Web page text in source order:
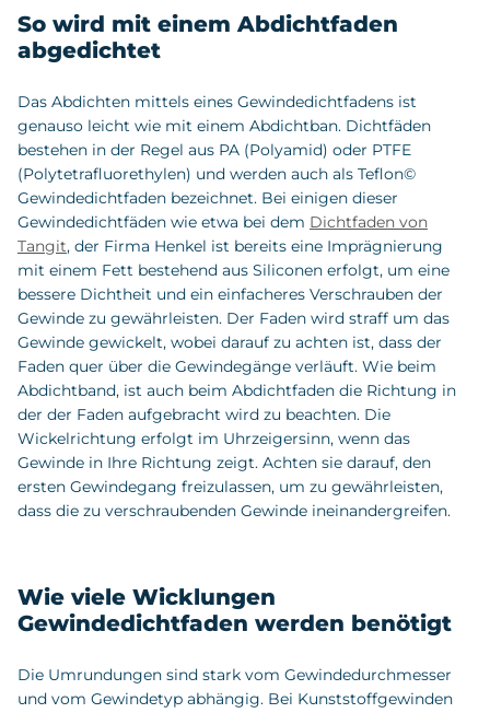
So wird mit einem Abdichtfaden
abgedichtet
Das Abdichten mittels eines Gewindedichtfadens ist
genauso leicht wie mit einem Abdichtban. Dichtfäden
bestehen in der Regel aus PA (Polyamid) oder PTFE
(Polytetrafluorethylen) und werden auch als Teflon©
Gewindedichtfaden bezeichnet. Bei einigen dieser
Gewindedichtfäden wie etwa bei dem Dichtfaden von
Tangit, der Firma Henkel ist bereits eine Imprägnierung
mit einem Fett bestehend aus Siliconen erfolgt, um eine
bessere Dichtheit und ein einfacheres Verschrauben der
Gewinde zu gewährleisten. Der Faden wird straff um das
Gewinde gewickelt, wobei darauf zu achten ist, dass der
Faden quer über die Gewindegänge verläuft. Wie beim
Abdichtband, ist auch beim Abdichtfaden die Richtung in
der der Faden aufgebracht wird zu beachten. Die
Wickelrichtung erfolgt im Uhrzeigersinn, wenn das
Gewinde in Ihre Richtung zeigt. Achten sie darauf, den
ersten Gewindegang freizulassen, um zu gewährleisten,
dass die zu verschraubenden Gewinde ineinandergreifen.
Wie viele Wicklungen
Gewindedichtfaden werden benötigt
Die Umrundungen sind stark vom Gewindedurchmesser
und vom Gewindetyp abhängig. Bei Kunststoffgewinden